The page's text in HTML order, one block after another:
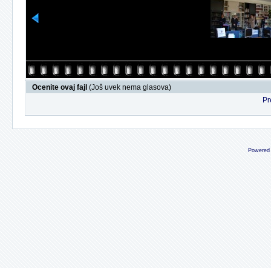
Ocenite ovaj fajl (Još uvek nema glasova)